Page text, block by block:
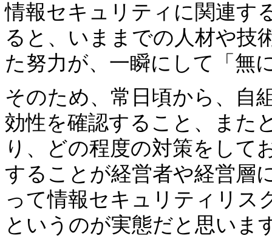
情報セキュリティに関連す
ると、いままでの人材や技
た努力が、一瞬にして「無
そのため、常日頃から、自
効性を確認すること、また
り、どの程度の対策をして
することが経営者や経営層
って情報セキュリティリス
というのが実態だと思いま